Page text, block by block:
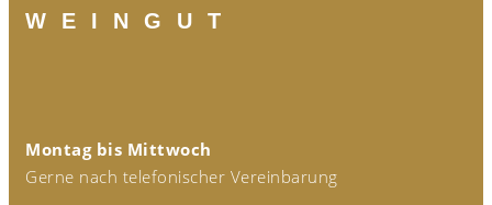
W E I N G U T
Montag bis Mittwoch
Gerne nach telefonischer Vereinbarung